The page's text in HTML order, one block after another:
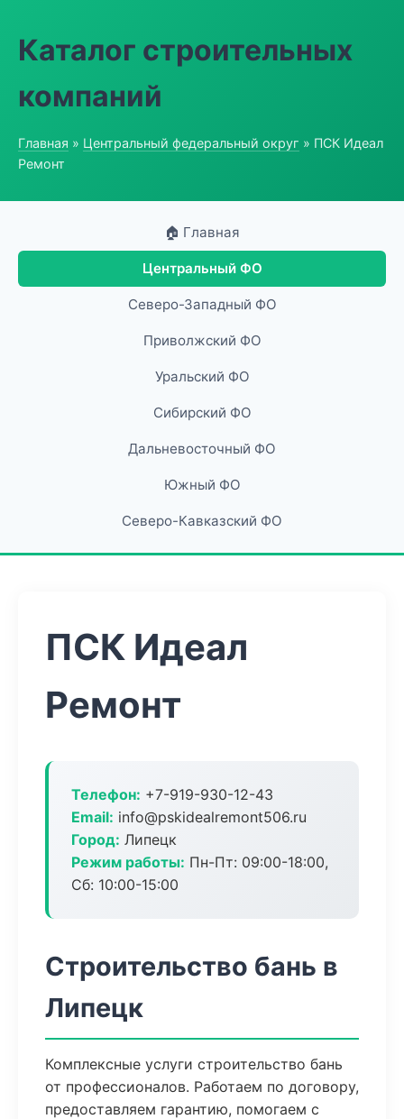
Каталог строительных
компаний
Главная » Центральный федеральный округ » ПСК Идеал
Ремонт
🏠 Главная
Центральный ФО
Северо-Западный ФО
Приволжский ФО
Уральский ФО
Сибирский ФО
Дальневосточный ФО
Южный ФО
Северо-Кавказский ФО
ПСК Идеал
Ремонт
Телефон: +7-919-930-12-43
Email: info@pskidealremont506.ru
Город: Липецк
Режим работы: Пн-Пт: 09:00-18:00,
Сб: 10:00-15:00
Строительство бань в
Липецк
Комплексные услуги строительство бань
от профессионалов. Работаем по договору,
предоставляем гарантию, помогаем с